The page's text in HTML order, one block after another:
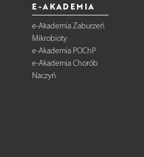
E-AKADEMIA
e-Akademia Zaburzeń
Mikrobioty
e-Akademia POChP
e-Akademia Chorób
Naczyń